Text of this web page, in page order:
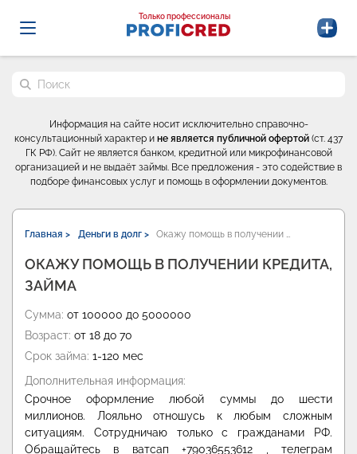
Probrokery - Только профессионалы
Только профессионалы
Поиск по сайту
Информация на сайте носит исключительно справочно-
консультационный характер и не является публичной офертой (ст. 437
ГК РФ). Сайт не является банком, кредитной или микрофинансовой
организацией и не выдаёт займы. Все предложения - это содействие в
подборе финансовых услуг и помощь в оформлении документов.
Главная > Деньги в долг > Окажу помощь в получении …
ОКАЖУ ПОМОЩЬ В ПОЛУЧЕНИИ КРЕДИТА,
ЗАЙМА
Сумма: от 100000 до 5000000
Возраст: от 18 до 70
Срок займа: 1-120 мес
Дополнительная информация:
Срочное оформление любой суммы до шести
миллионов. Лояльно отношусь к любым сложным
ситуациям. Сотрудничаю только с гражданами РФ.
Обращайтесь в ватсап +79036553612 , телеграм